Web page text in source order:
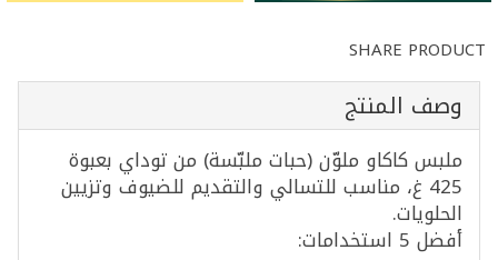
SHARE PRODUCT
وصف المنتج
ملبس كاكاو ملوّن (حبات ملبّسة) من توداي بعبوة
425 غ، مناسب للتسالي والتقديم للضيوف وتزيين
الحلويات.
أفضل 5 استخدامات: